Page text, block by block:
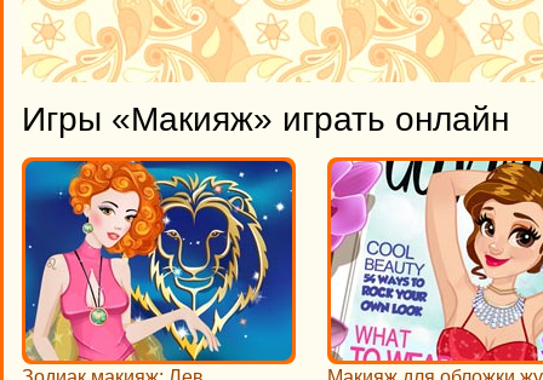
Игры «Макияж» играть онлайн